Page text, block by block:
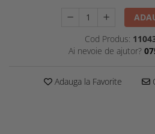
Cod Produs:
Ai nevoie de ajutor?
Adauga la Favorite